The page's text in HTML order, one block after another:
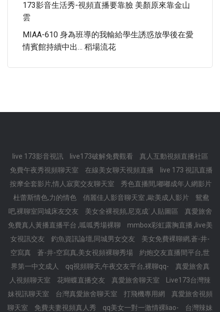
173影音生活秀-視頻直播要靠臉 美顏原來靠金山
雲
MIAA-610 身為班導的我輸給學生誘惑放學後在愛
情賓館持續中出… 稻場流花
live 173影音視訊 live173破解免費觀看
真人互動視頻直播社區
免費午夜秀視頻聊天室
在線美女聊天視頻直播
live 173 視訊直播
按摩全套影片,情人寂寞交友聊天室
秀色直播間,嘟嘟成年人網影片
杜蕾斯情色,力的情色
俏麗佳人影音聊天室 ,歐美成人影片
鴛鴦
吧,裸聊室同城床友交友
美女全裸視頻,尼克成˙人貼圖區
真愛旅舍
免費真人黃播直播平台 ,呱呱秀場裸聊
mmbox彩虹露胸直播 ,live美
女視訊交友
釣魚資訊論壇,同城男女交友
美女免費裸聊網,蒼-井-
空寫真
蒼-井-空寫真,美女視頻裸聊秀場
約炮交友直播間平台,世
界第一中文成人
qq視頻聊天,午夜交友平台,裸聊qq-
真愛旅舍真
人視頻聊天室
花蝴蝶直播交友 真愛旅舍聊天室
Live173台灣辣
妹視訊聊天室
台灣真愛旅舍聊天室 打飛機專用網
真愛旅舍視頻
聊天室
免費夫妻視頻真人秀 qq美女一對一激情裸liao-
台灣辣妹